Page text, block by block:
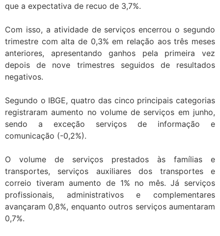
que a expectativa de recuo de 3,7%.
Com isso, a atividade de serviços encerrou o segundo
trimestre com alta de 0,3% em relação aos três meses
anteriores, apresentando ganhos pela primeira vez
depois de nove trimestres seguidos de resultados
negativos.
Segundo o IBGE, quatro das cinco principais categorias
registraram aumento no volume de serviços em junho,
sendo a exceção serviços de informação e
comunicação (-0,2%).
O volume de serviços prestados às famílias e
transportes, serviços auxiliares dos transportes e
correio tiveram aumento de 1% no mês. Já serviços
profissionais, administrativos e complementares
avançaram 0,8%, enquanto outros serviços aumentaram
0,7%.